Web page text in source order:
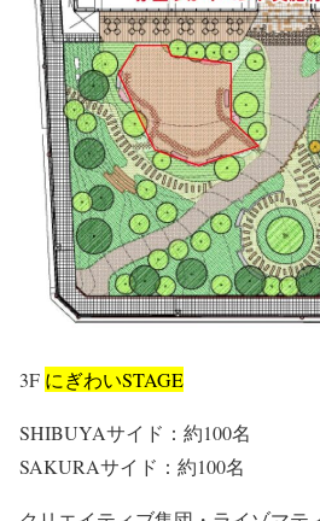
3F にぎわいSTAGE
SHIBUYAサイド：約100名
SAKURAサイド：約100名